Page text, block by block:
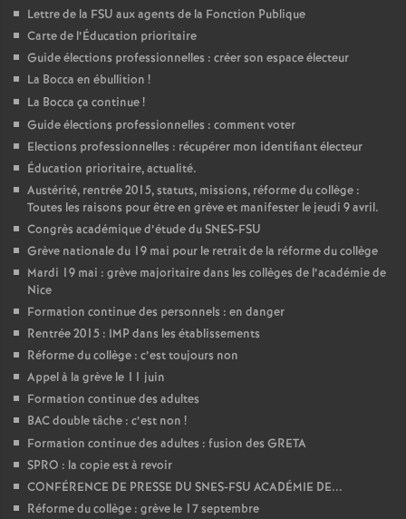
Lettre de la FSU aux agents de la Fonction Publique
Carte de l’Éducation prioritaire
Guide élections professionnelles : créer son espace électeur
La Bocca en ébullition !
La Bocca ça continue!
Guide élections professionnelles : comment voter
Elections professionnelles : récupérer mon identifiant électeur
Éducation prioritaire, actualité.
Austérité, rentrée 2015, statuts, missions, réforme du collège :
Toutes les raisons pour être en grève et manifester le jeudi 9 avril.
Congrès académique d’étude du SNES-FSU
Grève nationale du 19 mai pour le retrait de la réforme du collège
Mardi 19 mai : grève majoritaire dans les collèges de l’académie de
Nice
Formation continue des personnels : en danger
Rentrée 2015 : IMP dans les établissements
Réforme du collège : c’est toujours non
Appel à la grève le 11 juin
Formation continue des adultes
BAC double tâche : c’est non !
Formation continue des adultes : fusion des GRETA
SPRO : la copie est à revoir
CONFÉRENCE DE PRESSE DU SNES-FSU ACADÉMIE DE...
Réforme du collège : grève le 17 septembre